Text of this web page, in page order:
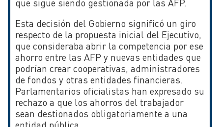
que sigue siendo gestionada por las AFP.
Esta decisión del Gobierno significó un giro
respecto de la propuesta inicial del Ejecutivo,
que consideraba abrir la competencia por ese
ahorro entre las AFP y nuevas entidades que
podrían crear cooperativas, administradores
de fondos y otras entidades financieras.
Parlamentarios oficialistas han expresado su
rechazo a que los ahorros del trabajador
sean destionados obligatoriamente a una